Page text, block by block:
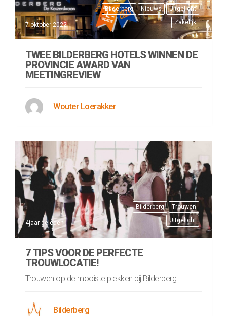
Bilderberg Nieuws
Uitgelicht
Zakelijk
7 oktober 2022
TWEE BILDERBERG HOTELS WINNEN DE
PROVINCIE AWARD VAN
MEETINGREVIEW
Wouter Loerakker
Bilderberg
Trouwen
Uitgelicht
4jaar geleden
7 TIPS VOOR DE PERFECTE
TROUWLOCATIE!
Trouwen op de mooiste plekken bij Bilderberg
Bilderberg